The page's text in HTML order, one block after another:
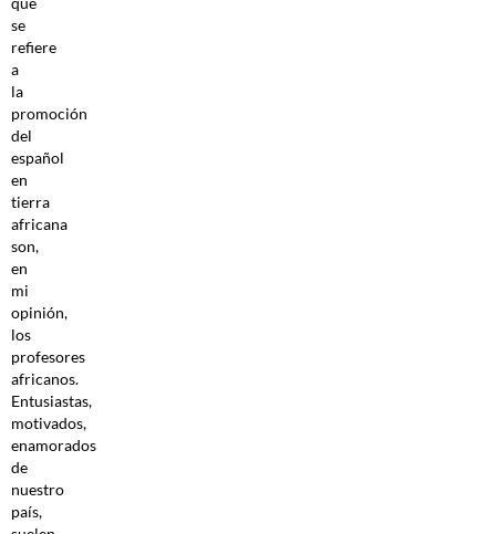
se
refiere
a
la
promoción
del
español
en
tierra
africana
son,
en
mi
opinión,
los
profesores
africanos.
Entusiastas,
motivados,
enamorados
de
nuestro
país,